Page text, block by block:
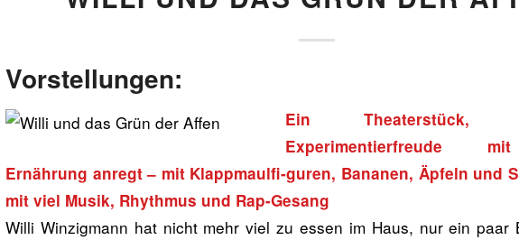
Vorstellungen:
Ein
Experimentierfreude
Ernährung anregt – mit Klappmaulfi-guren, Bananen, Äpfeln und
mit viel Musik, Rhythmus und Rap-Gesang
Willi Winzigmann hat nicht mehr viel zu essen im Haus, nur ein paar